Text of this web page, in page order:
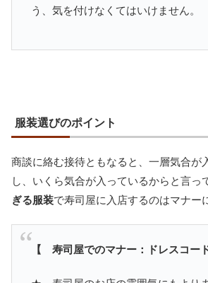
う、気を付けなくてはいけません。
服装選びのポイント
商談に絡む接待ともなると、一層気合が
し、いくら気合が入っているからと言っ
ぎる服装で寿司屋に入店するのはマナー
【 寿司屋でのマナー：ドレスコー